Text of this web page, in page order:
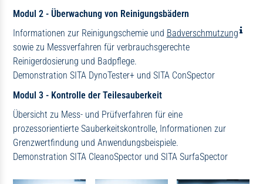
Modul 2 - Überwachung von Reinigungsbädern
Informationen zur Reinigungschemie und Badverschmutzung
sowie zu Messverfahren für verbrauchsgerechte
Reinigerdosierung und Badpflege.
Demonstration SITA DynoTester+ und SITA ConSpector
Modul 3 - Kontrolle der Teilesauberkeit
Übersicht zu Mess- und Prüfverfahren für eine
prozessorientierte Sauberkeitskontrolle, Informationen zur
Grenzwertfindung und Anwendungsbeispiele.
Demonstration SITA CleanoSpector und SITA SurfaSpector